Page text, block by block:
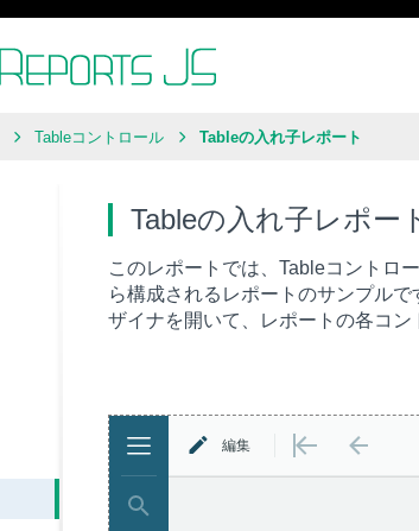
Tableコントロール Tableの入れ子レポート
Tableの入れ子レポー
このレポートでは、Tableコントロ
ら構成されるレポートのサンプル
ザイナを開いて、レポートの各コン